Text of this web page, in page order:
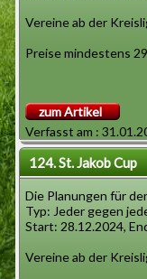
Vereine ab der
Preise mindestens
zum Artikel
Verfasst am :
124. St. Jakob Cup
Die Planungen für
Typ: Jeder gegen
Start: 28.12.2024,
Vereine ab der